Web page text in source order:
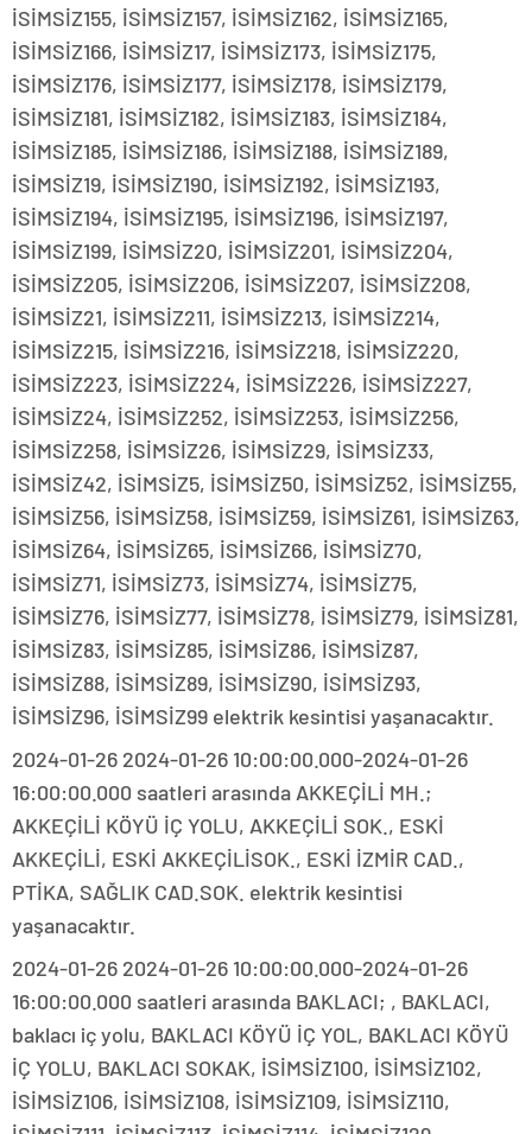
İSİMSİZ155, İSİMSİZ157, İSİMSİZ162, İSİMSİZ165,
İSİMSİZ166, İSİMSİZ17, İSİMSİZ173, İSİMSİZ175,
İSİMSİZ176, İSİMSİZ177, İSİMSİZ178, İSİMSİZ179,
İSİMSİZ181, İSİMSİZ182, İSİMSİZ183, İSİMSİZ184,
İSİMSİZ185, İSİMSİZ186, İSİMSİZ188, İSİMSİZ189,
İSİMSİZ19, İSİMSİZ190, İSİMSİZ192, İSİMSİZ193,
İSİMSİZ194, İSİMSİZ195, İSİMSİZ196, İSİMSİZ197,
İSİMSİZ199, İSİMSİZ20, İSİMSİZ201, İSİMSİZ204,
İSİMSİZ205, İSİMSİZ206, İSİMSİZ207, İSİMSİZ208,
İSİMSİZ21, İSİMSİZ211, İSİMSİZ213, İSİMSİZ214,
İSİMSİZ215, İSİMSİZ216, İSİMSİZ218, İSİMSİZ220,
İSİMSİZ223, İSİMSİZ224, İSİMSİZ226, İSİMSİZ227,
İSİMSİZ24, İSİMSİZ252, İSİMSİZ253, İSİMSİZ256,
İSİMSİZ258, İSİMSİZ26, İSİMSİZ29, İSİMSİZ33,
İSİMSİZ42, İSİMSİZ5, İSİMSİZ50, İSİMSİZ52, İSİMSİZ55,
İSİMSİZ56, İSİMSİZ58, İSİMSİZ59, İSİMSİZ61, İSİMSİZ63,
İSİMSİZ64, İSİMSİZ65, İSİMSİZ66, İSİMSİZ70,
İSİMSİZ71, İSİMSİZ73, İSİMSİZ74, İSİMSİZ75,
İSİMSİZ76, İSİMSİZ77, İSİMSİZ78, İSİMSİZ79, İSİMSİZ81,
İSİMSİZ83, İSİMSİZ85, İSİMSİZ86, İSİMSİZ87,
İSİMSİZ88, İSİMSİZ89, İSİMSİZ90, İSİMSİZ93,
İSİMSİZ96, İSİMSİZ99 elektrik kesintisi yaşanacaktır.
2024-01-26 2024-01-26 10:00:00.000-2024-01-26
16:00:00.000 saatleri arasında AKKEÇİLİ MH.;
AKKEÇİLİ KÖYÜ İÇ YOLU, AKKEÇİLİ SOK., ESKİ
AKKEÇİLİ, ESKİ AKKEÇİLİSOK., ESKİ İZMİR CAD.,
PTİKA, SAĞLIK CAD.SOK. elektrik kesintisi
yaşanacaktır.
2024-01-26 2024-01-26 10:00:00.000-2024-01-26
16:00:00.000 saatleri arasında BAKLACI; , BAKLACI,
baklacı iç yolu, BAKLACI KÖYÜ İÇ YOL, BAKLACI KÖYÜ
İÇ YOLU, BAKLACI SOKAK, İSİMSİZ100, İSİMSİZ102,
İSİMSİZ106, İSİMSİZ108, İSİMSİZ109, İSİMSİZ110,